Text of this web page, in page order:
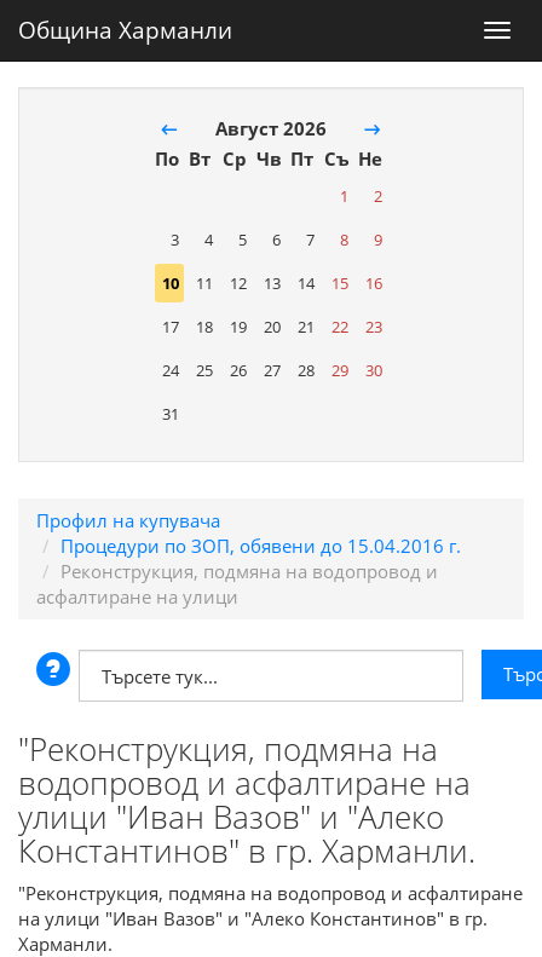
Община Харманли
← Август 2026
→
По Вт Ср Чв Пт Съ Не
1
2
3
4 5 6 7 8
9
10
11 12 13 14 15
16
17
18 19 20 21 22
23
24
25 26 27 28 29
30
31
Профил на купувача
Процедури по ЗОП, обявени до 15.04.2016 г.
Реконструкция, подмяна на водопровод и
асфалтиране на улици
"Реконструкция, подмяна на
водопровод и асфалтиране на
улици "Иван Вазов" и "Алеко
Константинов" в гр. Харманли.
"Реконструкция, подмяна на водопровод и асфалтиране
на улици "Иван Вазов" и "Алеко Константинов" в гр.
Харманли.